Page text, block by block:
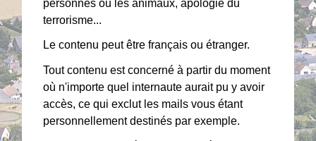
personnes ou les animaux, apologie du
terrorisme...
Le contenu peut être français ou étranger.
Tout contenu est concerné à partir du moment
où n'importe quel internaute aurait pu y avoir
accès, ce qui exclut les mails vous étant
personnellement destinés par exemple.